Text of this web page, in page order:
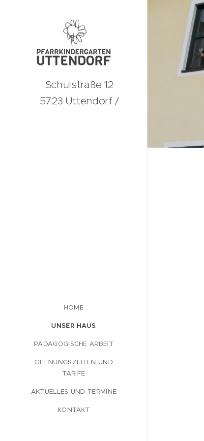
Schulstraße 12
5723 Uttendorf /
HOME
UNSER HAUS
PÄDAGOGISCHE ARBEIT
ÖFFNUNGSZEITEN UND
TARIFE
AKTUELLES UND TERMINE
KONTAKT